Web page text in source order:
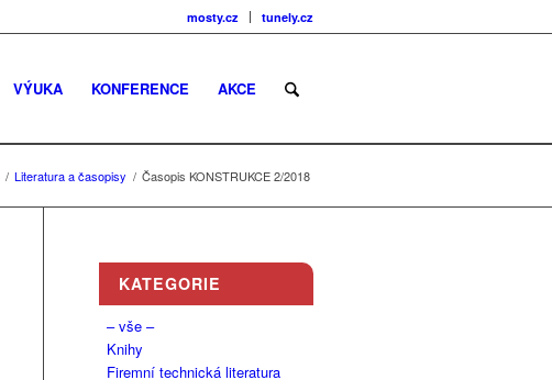
mosty.cz tunely.cz
VÝUKA KONFERENCE AKCE
/ Literatura a časopisy / Časopis KONSTRUKCE 2/2018
KATEGORIE
– vše –
Knihy
Firemní technická literatura